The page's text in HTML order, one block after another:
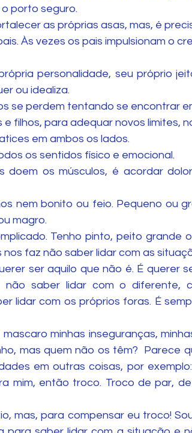
porto seguro.
as próprias asas, mas, é
Às vezes os pais impulsionam o
personalidade, seu próprio
ou idealiza.
se perdem tentando se encontrar
e filhos, para adequar novos limites,
em ambos os lados.
os sentidos físico e emocional.
doem os músculos, é acordar
nem bonito ou feio. Pequeno ou
magro.
Tenho pinto, peito grande
faz não saber lidar com as
ser aquilo que não é. É querer
não saber lidar com o diferente,
lidar com os próprios foras. É
minhas inseguranças,
mas quem não os têm?  Parece
em outras coisas, por
mim, então troco. Troco de par,
mas, para compensar eu troco!